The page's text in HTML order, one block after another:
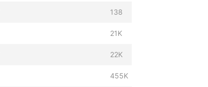
138
21K
22K
455K